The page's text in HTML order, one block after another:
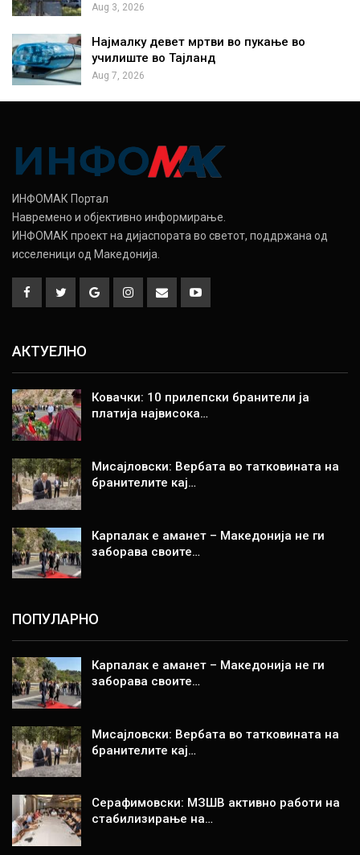
Aug 3, 2026
Најмалку девет мртви во пукање во
училиште во Тајланд
Aug 7, 2026
ИНФОМАК Портал
Навремено и објективно информирање.
ИНФОМАК проект на дијаспората во светот, поддржана од
исселеници од Македонија.
АКТУЕЛНО
Ковачки: 10 прилепски бранители ја
платија највисока…
Мисајловски: Вербата во татковината на
бранителите кај…
Карпалак е аманет – Македонија не ги
заборава своите…
ПОПУЛАРНО
Карпалак е аманет – Македонија не ги
заборава своите…
Мисајловски: Вербата во татковината на
бранителите кај…
Серафимовски: МЗШВ активно работи на
стабилизирање на…